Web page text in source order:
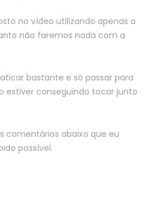
no vídeo utilizando apenas a
não faremos nada com a
bastante e só passar para
estiver conseguindo tocar junto
comentários abaixo que eu
possível.